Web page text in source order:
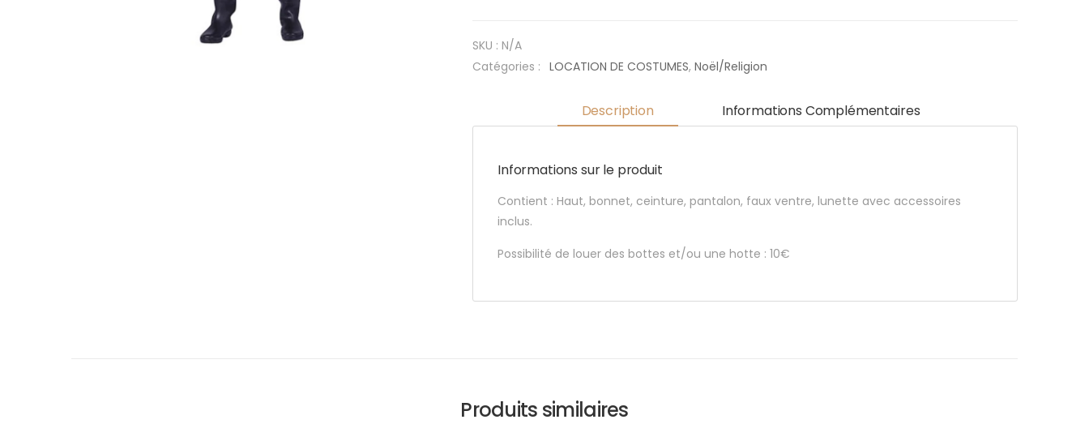
SKU : N/A
Catégories : LOCATION DE COSTUMES, Noël/Religion
Description Informations Complémentaires
Informations sur le produit
Contient : Haut, bonnet, ceinture, pantalon, faux ventre, lunette avec accessoires
inclus.
Possibilité de louer des bottes et/ou une hotte : 10€
Produits similaires